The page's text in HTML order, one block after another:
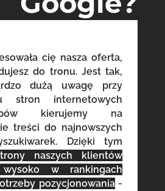
cię nasza oferta,
do tronu. Jest tak,
dużą uwagę przy
stron internetowych
kierujemy na
treści do najnowszych
Dzięki tym
naszych klientów
w rankingach
pozycjonowania-